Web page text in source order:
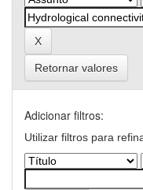
Retornar valores
Adicionar filtros:
Utilizar filtros para